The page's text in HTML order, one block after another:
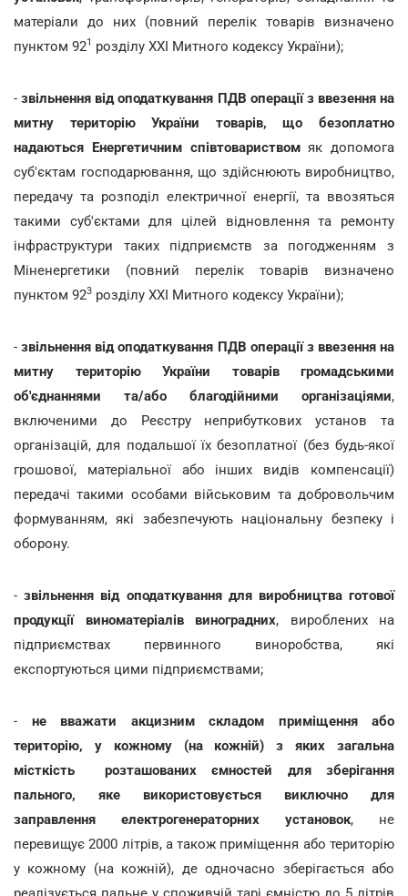
матеріали до них (повний перелік товарів визначено
пунктом 921 розділу XXI Митного кодексу України);
- звільнення від оподаткування ПДВ операції з ввезення на
митну територію України товарів, що безоплатно
надаються Енергетичним співтовариствомяк допомога
суб'єктам господарювання, що здійснюють виробництво,
передачу та розподіл електричної енергії, та ввозяться
такими суб'єктами для цілей відновлення та ремонту
інфраструктури таких підприємств за погодженням з
Міненергетики (повний перелік товарів визначено
пунктом 923 розділу XXI Митного кодексу України);
-звільнення від оподаткування ПДВ операції з ввезення на
митну територію України товарів громадськими
об'єднаннями та/або благодійними організаціями,
включеними до Реєстру неприбуткових установ та
організацій, для подальшої їх безоплатної (без будь-якої
грошової, матеріальної або інших видів компенсації)
передачі такими особами військовим та добровольчим
формуванням, які забезпечують національну безпеку і
оборону.
-звільнення від оподаткування для виробництва готової
продукції виноматеріалів виноградних, вироблених на
підприємствах первинного виноробства, які
експортуються цими підприємствами;
- не вважати акцизним складом приміщення або
територію, у кожному (на кожній) з яких загальна
місткість розташованих ємностей для зберігання
пального, яке використовується виключно для
заправлення електрогенераторних установок, не
перевищує 2000 літрів, а також приміщення або територію
у кожному (на кожній), де одночасно зберігається або